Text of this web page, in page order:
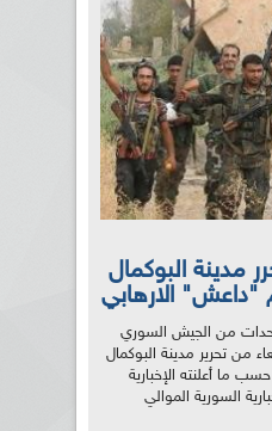
مدينة البوكمال
"داعش" الارهابي
من الجيش السوري
من تحرير مدينة البوكمال
ما أعلنته الإخبارية
السورية الموالي